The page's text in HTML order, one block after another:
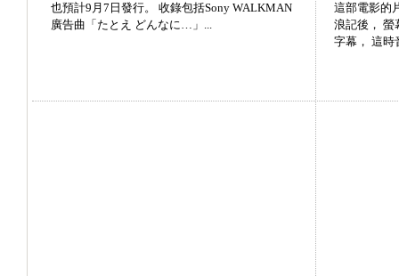
也預計9月7日發行。 收錄包括Sony WALKMAN
廣告曲「たとえ どんなに…」...
這部電影的
浪記後， 螢
字幕， 這時